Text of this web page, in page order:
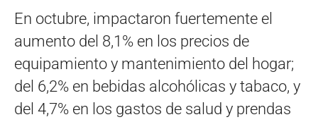
En octubre, impactaron fuertemente el
aumento del 8,1% en los precios de
equipamiento y mantenimiento del hogar;
del 6,2% en bebidas alcohólicas y tabaco, y
del 4,7% en los gastos de salud y prendas